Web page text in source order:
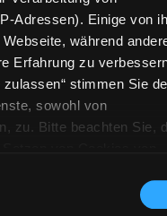
Adressen). Einige von
während
Erfahrung zu
stimmen Sie
sowohl von
zu. Bitte beachten Sie,